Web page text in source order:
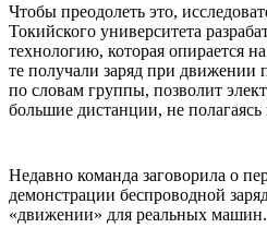
Чтобы преодолеть это,
Токийского университета
технологию, которая опирается
те получали заряд при движении
по словам группы, позволит
большие дистанции, не
Недавно команда заговорила о
демонстрации беспроводной
«движении» для реальных машин.